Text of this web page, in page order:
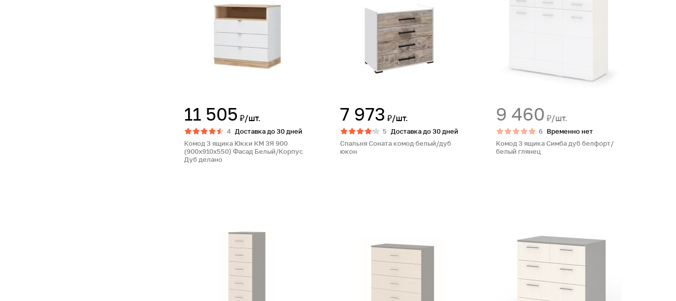
11 505 ₽/шт.
4 Доставка до 30 дней
Комод 3 ящика Юкки КМ 3Я 900
(900х910х550) Фасад Белый/Корпус
Дуб делано
7 973 ₽/шт.
5
Доставка до 30 дней
Спальня Соната комод белый/дуб
юкон
9 460 ₽/шт.
6 Временно нет
Комод 3 ящика Симба дуб белфорт/
белый глянец